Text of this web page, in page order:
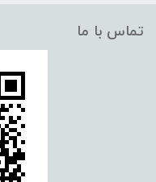
تماس با ما